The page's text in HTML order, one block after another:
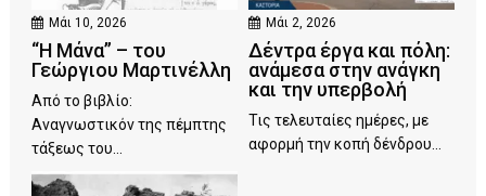
Μάι 10, 2026
“Η Μάνα” – του
Γεώργιου Μαρτινέλλη
Από το βιβλίο:
Αναγνωστικόν της πέμπτης
τάξεως του...
Μάι 2, 2026
Δέντρα έργα και πόλη:
ανάμεσα στην ανάγκη
και την υπερβολή
Τις τελευταίες ημέρες, με
αφορμή την κοπή δένδρου...